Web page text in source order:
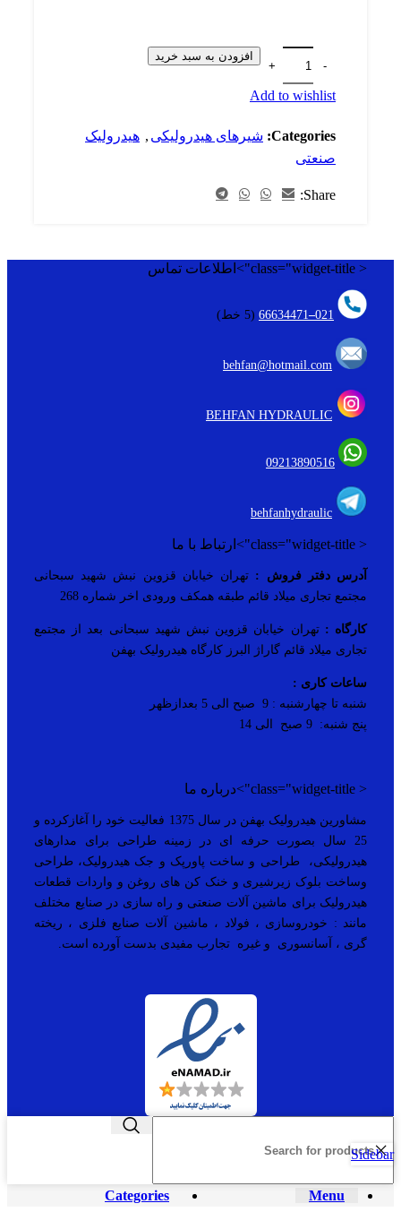
افزودن به سبد خرید
Add to wishlist
Categories: شیرهای هیدرولیکی , هیدرولیک
صنعتی
Share:
< class="widget-title">اطلاعات تماس
021
–
66634471 (5 خط)
behfan@hotmail.com
BEHFAN HYDRAULIC
09213890516
behfanhydraulic
< class="widget-title">ارتباط با ما
آدرس دفتر فروش : تهران خیابان قزوین نبش شهید سبحانی
مجتمع تجاری میلاد قائم طبقه همکف ورودی اخر شماره 268
کارگاه : تهران خیابان قزوین نبش شهید سبحانی بعد از مجتمع
تجاری میلاد قائم گاراژ البرز کارگاه هیدرولیک بهفن
ساعات کاری :
شنبه تا چهارشنبه : 9 صبح الی 5 بعدازظهر
پنج شنبه: 9 صبح الی 14
< class="widget-title">درباره ما
مشاورین هیدرولیک بهفن در سال 1375 فعالیت خود را آغازکرده و
25 سال بصورت حرفه ای در زمینه طراحی برای مدارهای
هیدرولیکی، طراحی و ساخت پاورپک و جک هیدرولیک، طراحی
وساخت بلوک زیرشیری و خنک کن های روغن و واردات قطعات
هیدرولیک برای ماشین آلات صنعتی و راه سازی در صنایع مختلف
مانند : خودروسازی ، فولاد ، ماشین آلات صنایع فلزی ، ریخته
گری ، آسانسوری و غیره تجارب مفیدی بدست آورده است.
Menu
Categories
Sidebar